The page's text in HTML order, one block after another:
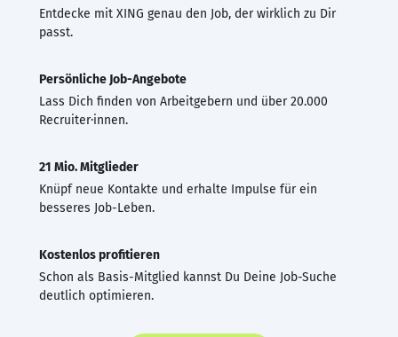
Entdecke mit XING genau den Job, der wirklich zu Dir
passt.
Persönliche Job-Angebote
Lass Dich finden von Arbeitgebern und über 20.000
Recruiter·innen.
21 Mio. Mitglieder
Knüpf neue Kontakte und erhalte Impulse für ein
besseres Job-Leben.
Kostenlos profitieren
Schon als Basis-Mitglied kannst Du Deine Job-Suche
deutlich optimieren.